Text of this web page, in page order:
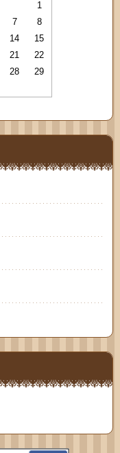
1
7
8
14
15
21
22
28
29